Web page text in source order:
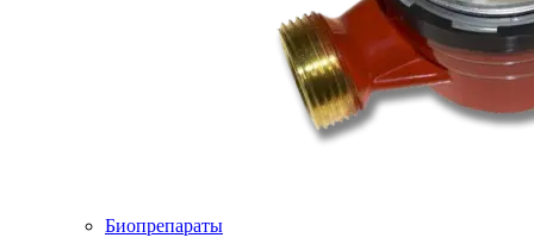
Биопрепараты